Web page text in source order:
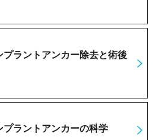
プラントアンカー除去と術後
ラントアンカーの科学